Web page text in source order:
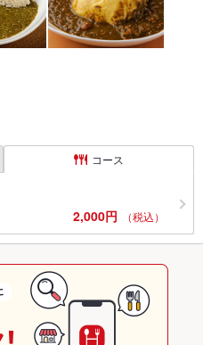
コース
2,000円 （税込）